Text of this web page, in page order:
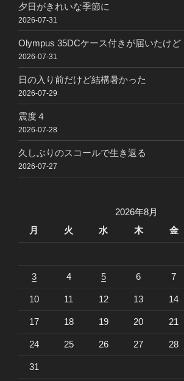
夕日がきれいな季節に
2026-07-31
Olympus 35DCケース付きが届いたけど
2026-07-31
日の入り前だけど結構暑かった
2026-07-29
震度４
2026-07-28
久しぶりのスコールで生き返る
2026-07-27
2026年8月
月
火 水 木 金
3 4 5 6 7
10 11 12 13 14
17 18 19 20 21
24 25 26 27 28
31